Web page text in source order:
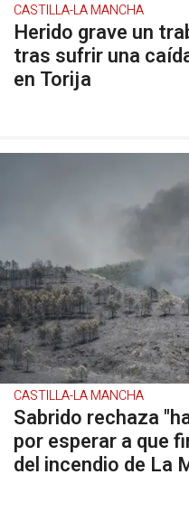
CASTILLA-LA MANCHA
Herido grave un
tras sufrir una
en Torija
CASTILLA-LA MANCHA
Sabrido rechaza
por esperar a que
del incendio de La